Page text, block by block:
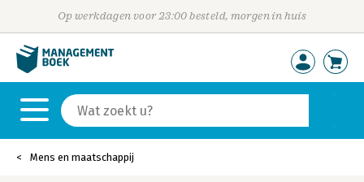
Op werkdagen voor 23:00 besteld, morgen in huis
Mens en maatschappij